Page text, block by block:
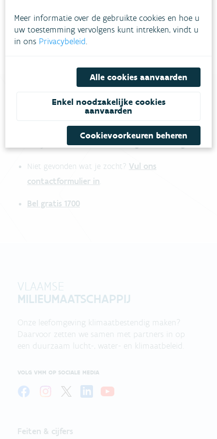
Heb je vragen?
Bekijk het overzicht van meestgestelde vragen.
Niet gevonden wat je zocht? Vul ons
contactformulier in.
Bel gratis 1700
VLAAMSE
MILIEUMAATSCHAPPIJ
Onze leefomgeving klimaatbestendig maken?
Daarvoor zetten we samen met partners in op
een duurzaam lucht-, water- en klimaatbeleid.
VOLG VMM OP SOCIALE MEDIA
Feiten & cijfers
Meer informatie over de gebruikte cookies en hoe u
uw toestemming vervolgens kunt intrekken, vindt u
in ons Privacybeleid.
Alle cookies aanvaarden
Enkel noodzakelijke cookies
aanvaarden
Cookievoorkeuren beheren